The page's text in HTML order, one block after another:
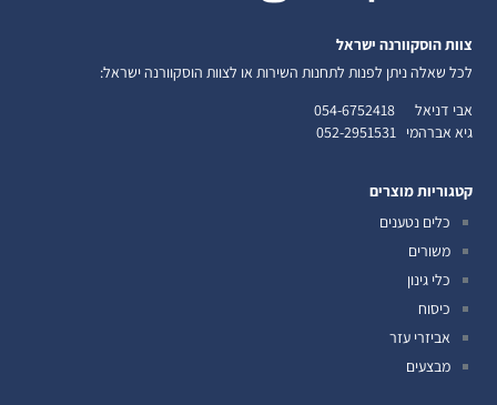
צוות הוסקוורנה ישראל
לכל שאלה ניתן לפנות לתחנות השירות או לצוות הוסקוורנה ישראל:
אבי דניאל 054-6752418
גיא אברהמי 052-2951531
קטגוריות מוצרים
כלים נטענים
משורים
כלי גינון
כיסוח
אביזרי עזר
מבצעים